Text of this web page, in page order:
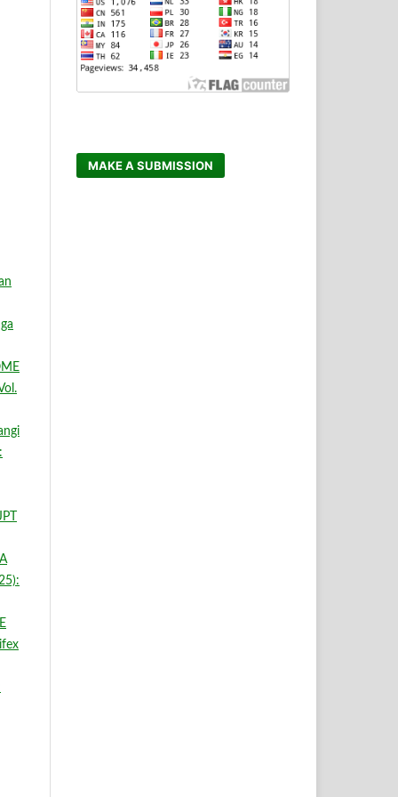
MAKE A SUBMISSION